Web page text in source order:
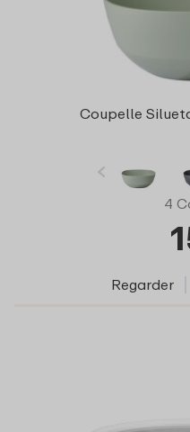
Coupelle
4
Regarder